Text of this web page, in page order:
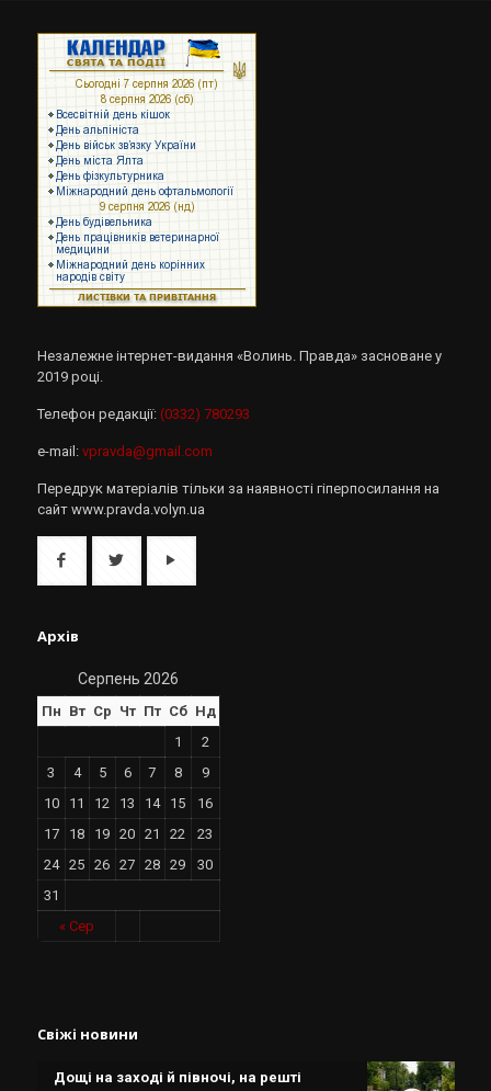
Незалежне інтернет-видання «Волинь. Правда» засноване у
2019 році.
Телефон редакції: (0332) 780293
e-mail: vpravda@gmail.com
Передрук матеріалів тільки за наявності гіперпосилання на
сайт www.pravda.volyn.ua
Архів
Серпень 2026
Пн Вт Ср Чт Пт Сб Нд
« Сер
1
2
3
4 5 6 7 8
9
10
11 12 13 14 15
16
17
18 19 20 21 22
23
24
25 26 27 28 29
30
31
Свіжі новини
Дощі на заході й півночі, на решті